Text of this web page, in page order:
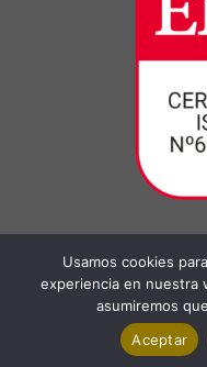
Usamos cookies
experiencia en nuestra
asumiremos
Aceptar